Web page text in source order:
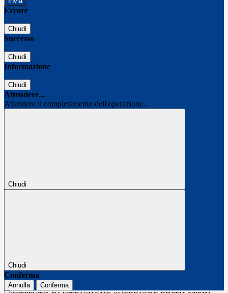
Errore
Chiudi
Successo
Chiudi
Informazione
Chiudi
Attendere...
Attendere il completamento dell'operazione...
Chiudi
Chiudi
Conferma
Annulla Conferma